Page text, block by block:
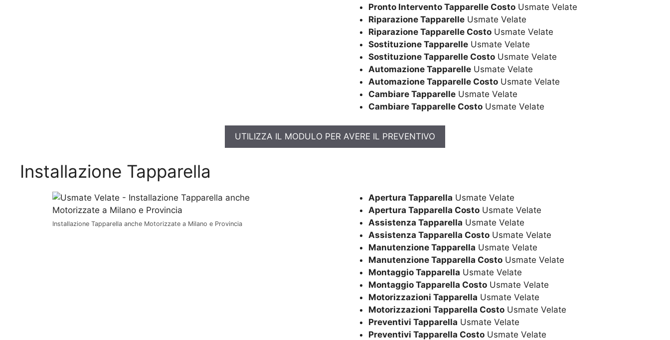
Pronto Intervento Tapparelle Costo Usmate Velate
Riparazione Tapparelle Usmate Velate
Riparazione Tapparelle Costo Usmate Velate
Sostituzione Tapparelle Usmate Velate
Sostituzione Tapparelle Costo Usmate Velate
Automazione Tapparelle Usmate Velate
Automazione Tapparelle Costo Usmate Velate
Cambiare Tapparelle Usmate Velate
Cambiare Tapparelle Costo Usmate Velate
UTILIZZA IL MODULO PER AVERE IL PREVENTIVO
Installazione Tapparella
Installazione Tapparella anche Motorizzate a Milano e Provincia
Apertura Tapparella Usmate Velate
Apertura Tapparella Costo Usmate Velate
Assistenza Tapparella Usmate Velate
Assistenza Tapparella Costo Usmate Velate
Manutenzione Tapparella Usmate Velate
Manutenzione Tapparella Costo Usmate Velate
Montaggio Tapparella Usmate Velate
Montaggio Tapparella Costo Usmate Velate
Motorizzazioni Tapparella Usmate Velate
Motorizzazioni Tapparella Costo Usmate Velate
Preventivi Tapparella Usmate Velate
Preventivi Tapparella Costo Usmate Velate